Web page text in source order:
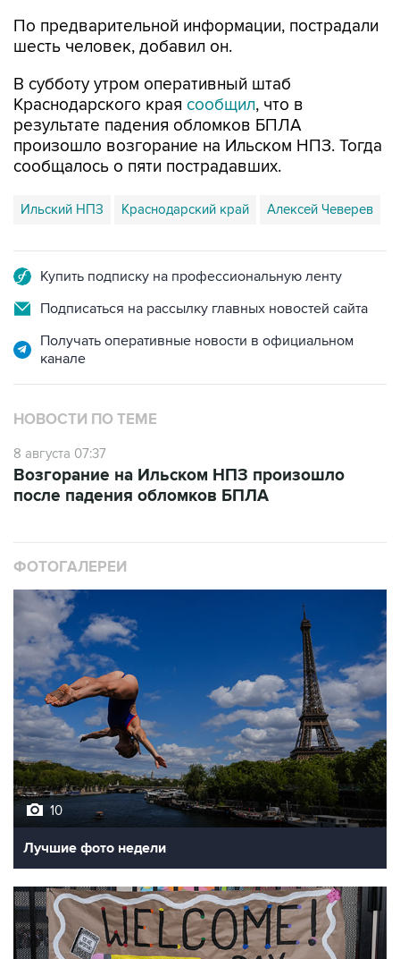
По предварительной информации, пострадали
шесть человек, добавил он.
В субботу утром оперативный штаб
Краснодарского края сообщил, что в
результате падения обломков БПЛА
произошло возгорание на Ильском НПЗ. Тогда
сообщалось о пяти пострадавших.
Ильский НПЗ Краснодарский край Алексей Чеверев
Купить подписку на профессиональную ленту
Подписаться на рассылку главных новостей сайта
Получать оперативные новости в официальном
канале
НОВОСТИ ПО ТЕМЕ
8 августа 07:37
Возгорание на Ильском НПЗ произошло
после падения обломков БПЛА
ФОТОГАЛЕРЕИ
10
Лучшие фото недели